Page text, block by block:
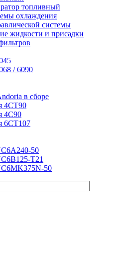
топливный
охлаждения
системы
жидкости и присадки
/ 6090
в сборе
4CT90
4С90
6CT107
50
T21
50